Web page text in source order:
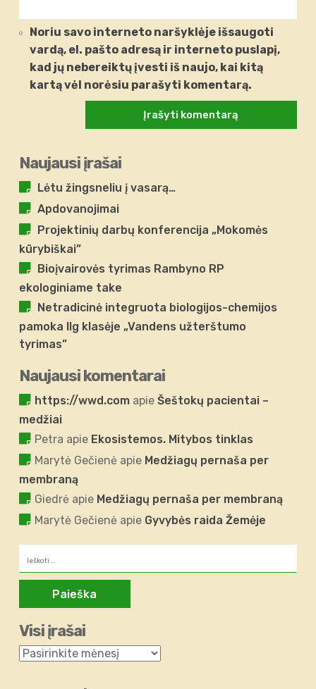
Noriu savo interneto naršyklėje išsaugoti
vardą, el. pašto adresą ir interneto puslapį,
kad jų nebereiktų įvesti iš naujo, kai kitą
kartą vėl norėsiu parašyti komentarą.
Naujausi įrašai
Lėtu žingsneliu į vasarą…
Apdovanojimai
Projektinių darbų konferencija „Mokomės
kūrybiškai”
Bioįvairovės tyrimas Rambyno RP
ekologiniame take
Netradicinė integruota biologijos-chemijos
pamoka IIg klasėje „Vandens užterštumo
tyrimas”
Naujausi komentarai
https://wwd.com apieŠeštokų pacientai –
medžiai
Petra apie Ekosistemos. Mitybos tinklas
Marytė Gečienė apie Medžiagų pernaša per
membraną
Giedrė apie Medžiagų pernaša per membraną
Marytė Gečienė apie Gyvybės raida Žemėje
Visi įrašai